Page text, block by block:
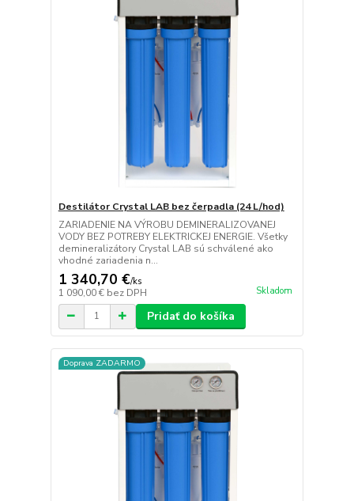
Destilátor Crystal LAB bez čerpadla (24 L/hod)
ZARIADENIE NA VÝROBU DEMINERALIZOVANEJ
VODY BEZ POTREBY ELEKTRICKEJ ENERGIE. Všetky
demineralizátory Crystal LAB sú schválené ako
vhodné zariadenia n...
1 340,70 €/ks
1 090,00 € bez DPH Skladom
Pridať do košíka
Doprava ZADARMO